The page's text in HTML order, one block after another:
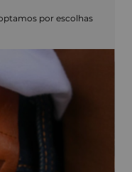
por escolhas